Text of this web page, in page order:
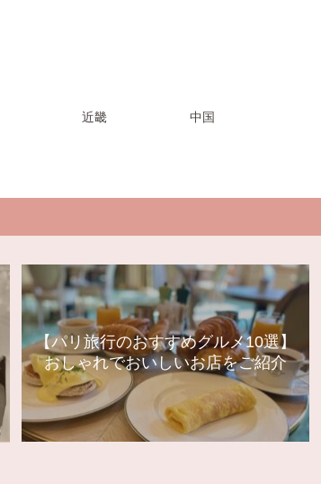
近畿 中国
【パリ旅行のおすすめグルメ10選】
おしゃれでおいしいお店をご紹介